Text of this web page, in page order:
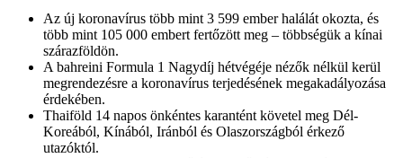
Az új koronavírus több mint 3 599 ember halálát okozta, és
több mint 105 000 embert fertőzött meg – többségük a kínai
szárazföldön.
A bahreini Formula 1 Nagydíj hétvégéje nézők nélkül kerül
megrendezésre a koronavírus terjedésének megakadályozása
érdekében.
Thaiföld 14 napos önkéntes karantént követel meg Dél-
Koreából, Kínából, Iránból és Olaszországból érkező
utazóktól.